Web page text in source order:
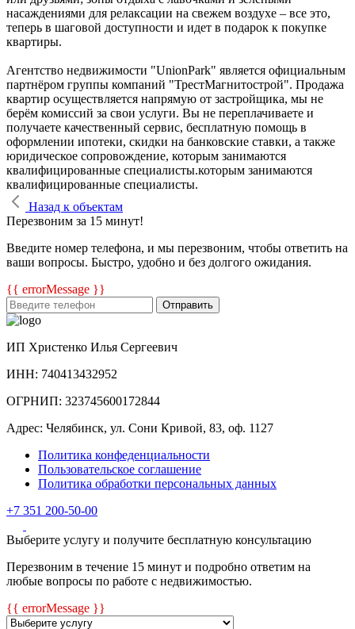
насаждениями для релаксации на свежем воздухе – все это,
теперь в шаговой доступности и идет в подарок к покупке
квартиры.
Агентство недвижимости "UnionPark" является официальным
партнёром группы компаний "ТрестМагнитострой". Продажа
квартир осуществляется напрямую от застройщика, мы не
берём комиссий за свои услуги. Вы не переплачиваете и
получаете качественный сервис, бесплатную помощь в
оформлении ипотеки, скидки на банковские ставки, а также
юридическое сопровождение, которым занимаются
квалифицированные специалисты.которым занимаются
квалифицированные специалисты.
Назад к объектам
Перезвоним за 15 минут!
Введите номер телефона, и мы перезвоним, чтобы ответить на
ваши вопросы. Быстро, удобно и без долгого ожидания.
{{ errorMessage }}
Отправить
ИП Христенко Илья Сергеевич
ИНН: 740413432952
ОГРНИП: 323745600172844
Адрес: Челябинск, ул. Сони Кривой, 83, оф. 1127
Политика конфеденциальности
Пользовательское соглашение
Политика обработки персональных данных
+7 351 200-50-00
Выберите услугу и получите бесплатную консультацию
Перезвоним в течение 15 минут и подробно ответим на
любые вопросы по работе с недвижимостью.
{{ errorMessage }}